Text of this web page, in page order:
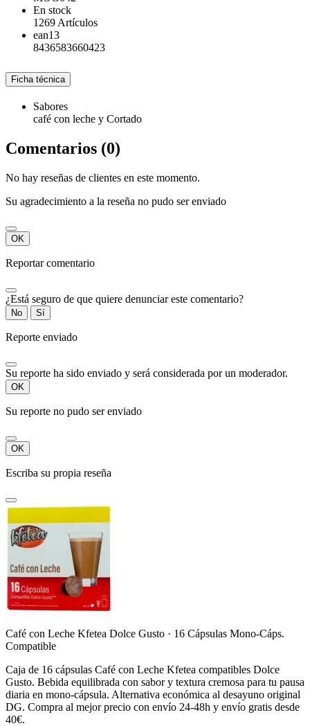
En stock
1269 Artículos
ean13
8436583660423
Ficha técnica
Sabores
café con leche y Cortado
Comentarios (0)
No hay reseñas de clientes en este momento.
Su agradecimiento a la reseña no pudo ser enviado
OK
Reportar comentario
¿Está seguro de que quiere denunciar este comentario?
No Sí
Reporte enviado
Su reporte ha sido enviado y será considerada por un moderador.
OK
Su reporte no pudo ser enviado
OK
Escriba su propia reseña
Café con Leche Kfetea Dolce Gusto · 16 Cápsulas Mono-Cáps.
Compatible
Caja de 16 cápsulas Café con Leche Kfetea compatibles Dolce
Gusto. Bebida equilibrada con sabor y textura cremosa para tu pausa
diaria en mono-cápsula. Alternativa económica al desayuno original
DG. Compra al mejor precio con envío 24-48h y envío gratis desde
40€.